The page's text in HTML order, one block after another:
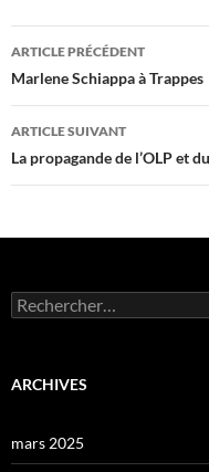
Navigation
des
articles
ARTICLE PRÉCÉDENT
Marlene Schiappa à Trappes
ARTICLE SUIVANT
La propagande de l’OLP et
Rechercher :
ARCHIVES
mars 2025